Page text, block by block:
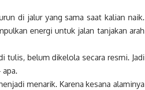
di jalur yang sama saat kalian naik.
energi untuk jalan tanjakan arah
tulis, belum dikelola secara resmi. Jadi
menarik. Karena kesana alaminya